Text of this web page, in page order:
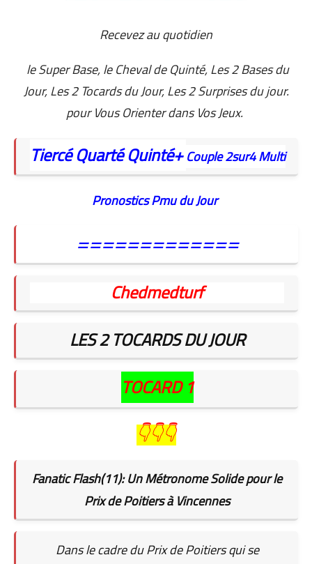
Recevez au quotidien
le Super Base, le Cheval de Quinté, Les 2 Bases du
Jour, Les 2 Tocards du Jour, Les 2 Surprises du jour.
pour Vous Orienter dans Vos Jeux.
TiercéQuartéQuinté+Couple2sur4Multi
Pronostics Pmu du Jour
=============
Chedmedturf
LES 2 TOCARDS DU JOUR
TOCARD 1
👇👇👇
Fanatic Flash(11): Un Métronome Solide pour le
Prix de Poitiers à Vincennes
Dans le cadre du Prix de Poitiers qui se